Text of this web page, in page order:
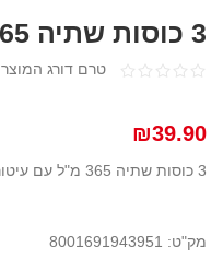
3 כוסות שתיה 365 מ"ל Organic
טרם דורג המוצר
₪39.90
3 כוסות שתיה 365 מ"ל עם עיטור Organic מבית Cerve
מק"ט: 8001691943951